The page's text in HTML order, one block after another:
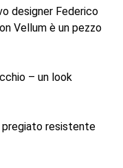
€
designer Federico
Vellum è un pezzo
– un look
pregiato resistente